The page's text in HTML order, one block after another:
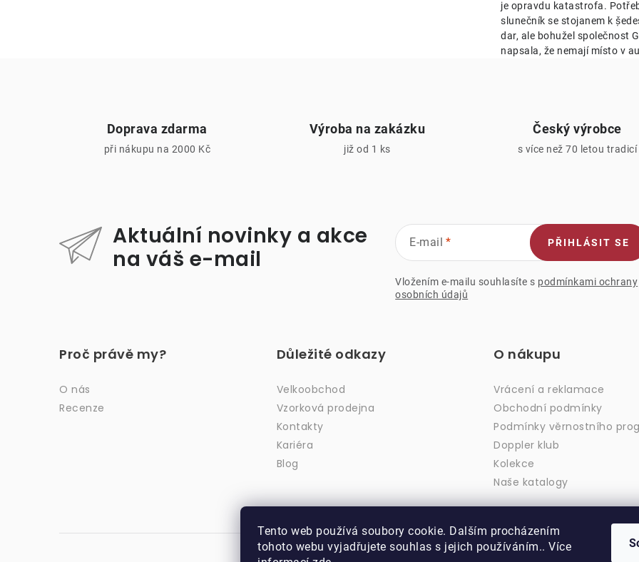
Tento web používá soubory cookie. Dalším procházením
tohoto webu vyjadřujete souhlas s jejich používáním.. Více
p
je opravdu katastrofa.
slunečník se stojanem k
dar, ale bohužel společnost
napsala, že nemají místo v
Doprava zdarma
při nákupu na 2000 Kč
Výroba na zakázku
již od 1 ks
Český výrobce
s více než 70 letou tradicí
Aktuální novinky a akce
na váš e-mail
E-mail
Vložením e-mailu souhlasíte s podmínkami ochrany
osobních údajů
PŘIHLÁSIT SE
Proč právě my?
O nás
Recenze
Důležité odkazy
Velkoobchod
Vzorková prodejna
Kontakty
Kariéra
Blog
O nákupu
Vrácení a reklamace
Obchodní podmínky
Podmínky věrnostního
Doppler klub
Kolekce
Naše katalogy